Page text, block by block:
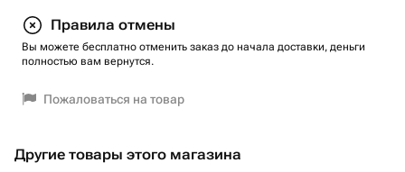
Правила отмены
Вы можете бесплатно отменить заказ до начала доставки, деньги
полностью вам вернутся.
Пожаловаться на товар
Другие товары этого магазина